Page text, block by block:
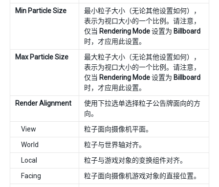
Min Particle Size
最小粒子大小（无论其他设置如何），
表示为视口大小的一个比例。请注意，
仅当 Rendering Mode设置为 Billboard
时，才应用此设置。
Max Particle Size
最大粒子大小（无论其他设置如何），
表示为视口大小的一个比例。请注意，
仅当 Rendering Mode设置为 Billboard
时，才应用此设置。
Render Alignment
使用下拉选单选择粒子公告牌面向的方
向。
View
粒子面向摄像机平面。
World
粒子与世界轴对齐。
Local
粒子与游戏对象的变换组件对齐。
Facing
粒子面向摄像机游戏对象的直接位置。